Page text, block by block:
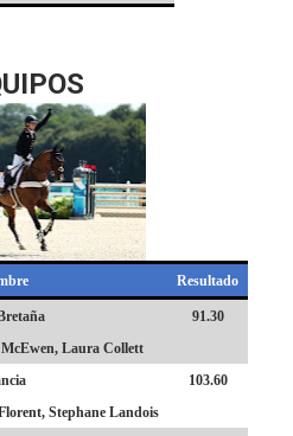
Resultado
Laura Collett
91.30
Stephane Landois
103.60